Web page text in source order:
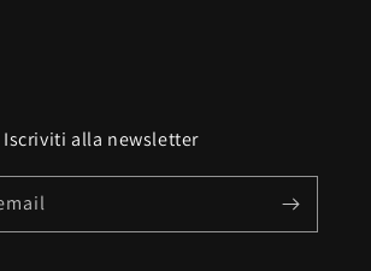
Iscriviti alla newsletter